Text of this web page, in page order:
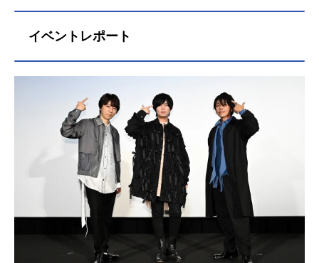
モフトマ：木村昴モフミナ：西山宏
野高年音楽：関向弥生コマ撮りアニ
メーション制作：ドワーフスタジオ
製作：こまモフ製作委員会公開開始
年＆季節2027冬アニメMOFMOFPAR
ADE™&(C)BandaiNamcoEntertainm
entInc.(C)BNEI/こまモフ製作委員会
『モフモフパレード』公式サイト
えて、愛されるものになりますよう
ッシュセブンスケジュール2023年5
月20日（土）キャスト【IDOLiSH7】
七瀬陸：小野賢章和泉一織：増田俊
樹二階堂大和：白井悠介和泉三月：
代永翼四葉環：KENN逢坂壮五：阿部
敦六弥ナギ：江口拓也【TRIGGER】
八乙女楽：羽多野渉九条天：斉藤壮
馬十龍之介：佐藤拓也【Re:vale】
OĻ】亥清悠：広瀬裕也狗丸トウマ：
木村昴棗巳波：西山宏太朗御堂虎
ったが、それぞれの夢や目的の違い
テージを見せる「八乙女事務所」の
大人気3人組アイドルグループ「TRI
GGER」も、ステージを降りれば事
務所の方針と自分たちの信念との間
で揺れ動いていた。華やかだが、時
に厳しいアイドルの世界を舞台に、
彼らは未来を夢見ながら、頂点を目
指す――！2015年にリリースされた
やライブイベント、劇場ライブなど
様々な展開を経てついに10周年を迎
イベントレポート